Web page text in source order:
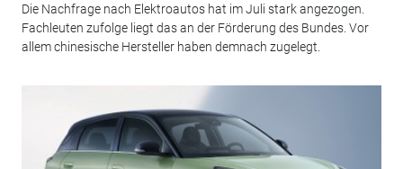
Die Nachfrage nach Elektroautos hat im Juli stark angezogen.
Fachleuten zufolge liegt das an der Förderung des Bundes. Vor
allem chinesische Hersteller haben demnach zugelegt.